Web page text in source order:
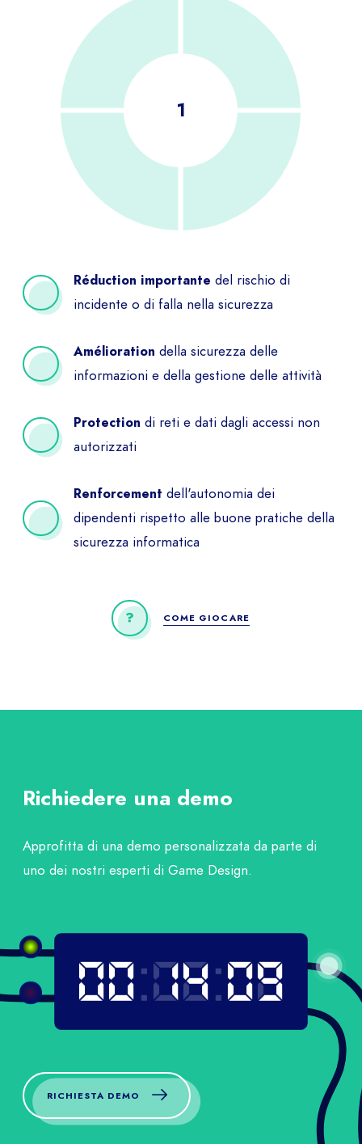
Réduction importante del rischio di
incidente o di falla nella sicurezza
Amélioration della sicurezza delle
informazioni e della gestione delle attività
Protection di reti e dati dagli accessi non
autorizzati
Renforcementdell'autonomia dei
dipendenti rispetto alle buone pratiche della
sicurezza informatica
COME GIOCARE
Richiedere una demo
Approfitta di una demo personalizzata da parte di
uno dei nostri esperti di Game Design.
00:00:00
00 13 82
RICHIESTA DEMO
RICHIESTA DEMO
esperti eottieniuna panoramica dei nostri
giochi immersivi.